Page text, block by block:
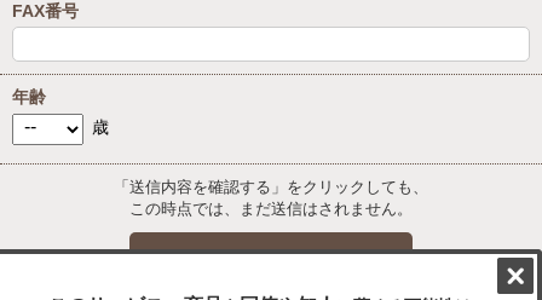
FAX番号
年齢
歳
「送信内容を確認する」をクリックしても、
この時点では、まだ送信はされません。